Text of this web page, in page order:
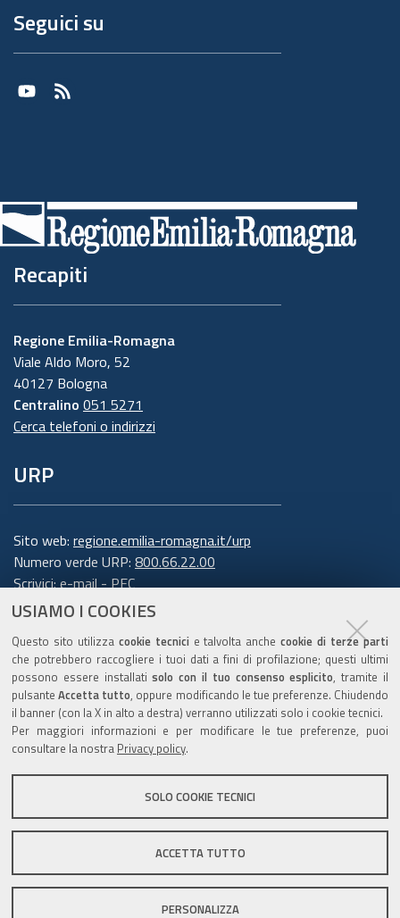
USIAMO I COOKIES
Questo sito utilizza cookie tecnici e talvolta anchecookie di terze parti
che potrebbero raccogliere i tuoi dati a fini di profilazione; questi ultimi
possono essere installatisolo con il tuo consenso esplicito, tramite il
pulsanteAccetta tutto, oppure modificando le tue preferenze. Chiudendo
il banner (con la X in alto a destra) verranno utilizzati solo i cookie tecnici.
Per maggiori informazioni e per modificare le tue preferenze, puoi
consultare la nostra Privacy policy.
SOLO COOKIE TECNICI
ACCETTA TUTTO
PERSONALIZZA
Seguici su
Youtube
RSS
Recapiti
Regione Emilia-Romagna
Viale Aldo Moro, 52
40127 Bologna
Centralino 051 5271
Cerca telefoni o indirizzi
URP
Sito web: regione.emilia-romagna.it/urp
Numero verde URP: 800.66.22.00
Scrivici:e-mail-PEC
Trasparenza
Amministrazione trasparente
Note legali e copyright
Privacy e cookie
Gestisci i cookie
Dichiarazione di accessibilità
C.F. 800.625.903.79